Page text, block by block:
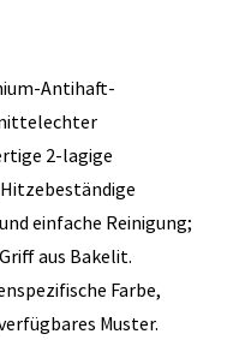
Antihaft-
2-lagige
einfache Reinigung;
aus Bakelit.
Farbe,
Muster.